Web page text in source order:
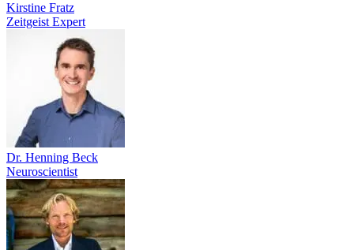
Kirstine Fratz
Zeitgeist Expert
Dr. Henning Beck
Neuroscientist